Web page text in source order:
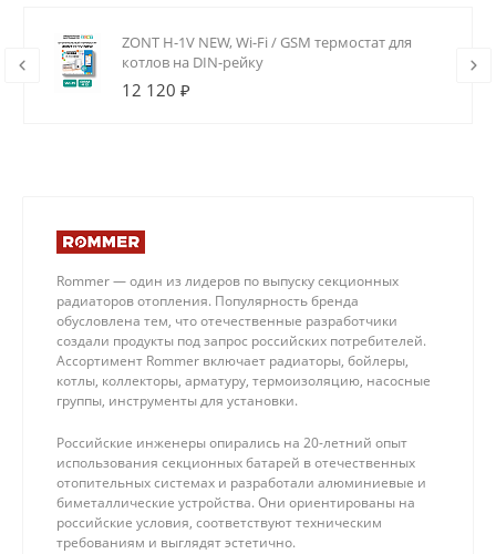
ZONT H-1V NEW, Wi-Fi / GSM термостат для
котлов на DIN-рейку
12 120 ₽
Rommer — один из лидеров по выпуску секционных
радиаторов отопления. Популярность бренда
обусловлена тем, что отечественные разработчики
создали продукты под запрос российских потребителей.
Ассортимент Rommer включает радиаторы, бойлеры,
котлы, коллекторы, арматуру, термоизоляцию, насосные
группы, инструменты для установки.
Российские инженеры опирались на 20-летний опыт
использования секционных батарей в отечественных
отопительных системах и разработали алюминиевые и
биметаллические устройства. Они ориентированы на
российские условия, соответствуют техническим
требованиям и выглядят эстетично.